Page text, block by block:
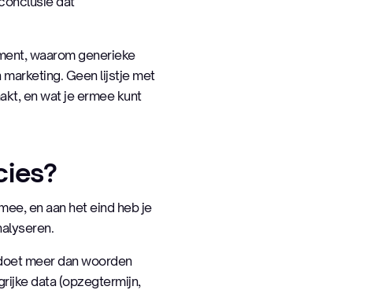
waarom generieke
Geen lijstje met
en wat je ermee kunt
en aan het eind heb je
meer dan woorden
data (opzegtermijn,